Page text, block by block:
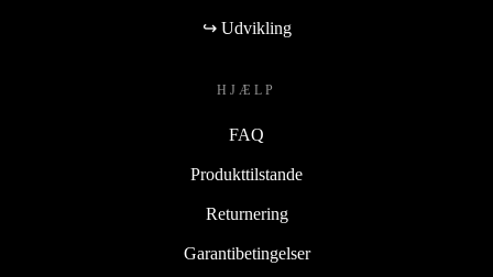
↪ Udvikling
HJÆLP
FAQ
Produkttilstande
Returnering
Garantibetingelser